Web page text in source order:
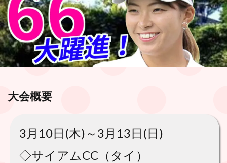
大会概要
3月10日(木)～3月13日(日)
◇サイアムCC（タイ）